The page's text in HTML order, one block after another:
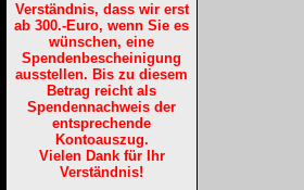
Verständnis, dass wir erst
ab 300.-Euro, wenn Sie es
wünschen, eine
Spendenbescheinigung
ausstellen. Bis zu diesem
Betrag reicht als
Spendennachweis der
entsprechende
Kontoauszug.
Vielen Dank für Ihr
Verständnis!